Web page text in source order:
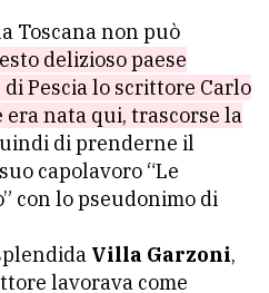
Toscana non può
delizioso paese
Pescia lo scrittore Carlo
nata qui, trascorse la
di prenderne il
capolavoro “Le
con lo pseudonimo di
Villa Garzoni,
lavorava come